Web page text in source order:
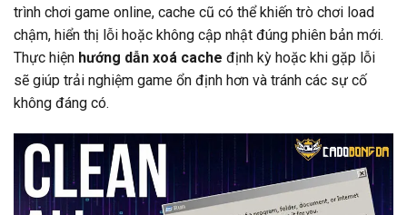
trình chơi game online, cache cũ có thể khiến trò chơi load
chậm, hiển thị lỗi hoặc không cập nhật đúng phiên bản mới.
Thực hiện hướng dẫn xoá cache định kỳ hoặc khi gặp lỗi
sẽ giúp trải nghiệm game ổn định hơn và tránh các sự cố
không đáng có.